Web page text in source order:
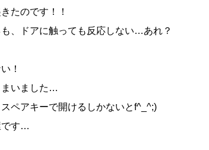
たのです！！
、ドアに触っても反応しない…あれ？
！
まいました…
ペアキーで開けるしかないとf^_^;)
です…